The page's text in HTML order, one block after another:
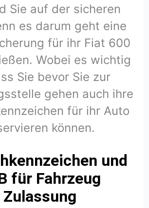
Sie auf der sicheren
es darum geht eine
für ihr Fiat 600
Wobei es wichtig
Sie bevor Sie zur
gehen auch ihre
für ihr Auto
können.
und
für Fahrzeug
Zulassung